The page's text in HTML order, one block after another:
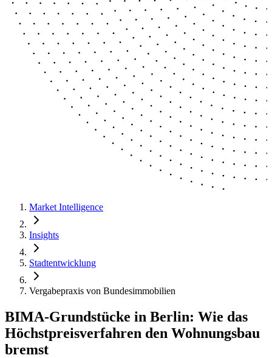
Market Intelligence
Insights
Stadtentwicklung
Vergabepraxis von Bundesimmobilien
BIMA-Grundstücke in Berlin: Wie das
Höchstpreisverfahren den Wohnungsbau
bremst